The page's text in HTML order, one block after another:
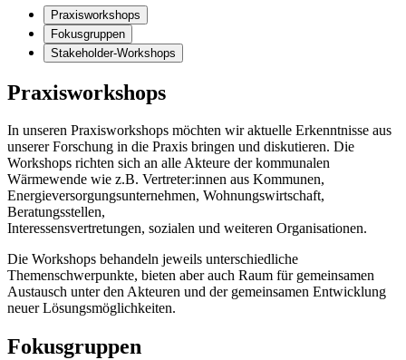
Praxisworkshops
Fokusgruppen
Stakeholder-Workshops
Praxisworkshops
In unseren Praxisworkshops möchten wir aktuelle Erkenntnisse aus
unserer Forschung in die Praxis bringen und diskutieren. Die
Workshops richten sich an alle Akteure der kommunalen
Wärmewende wie z.B. Vertreter:innen aus Kommunen,
Energieversorgungsunternehmen, Wohnungswirtschaft,
Beratungsstellen,
Interessensvertretungen, sozialen und weiteren Organisationen.
Die Workshops behandeln jeweils unterschiedliche
Themenschwerpunkte, bieten aber auch Raum für gemeinsamen
Austausch unter den Akteuren und der gemeinsamen Entwicklung
neuer Lösungsmöglichkeiten.
Fokusgruppen